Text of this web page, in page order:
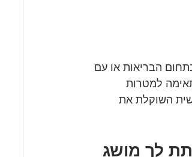
הבריאות או עם
למטרות
השוקלת את
לך מושג